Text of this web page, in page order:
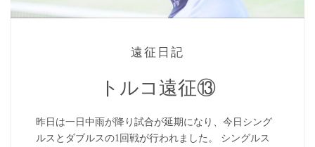
遠征日記
トルコ遠征⑬
昨日は一日中雨が降り試合が延期になり、今日シング
ルスとダブルスの1回戦が行われました。 シングルス